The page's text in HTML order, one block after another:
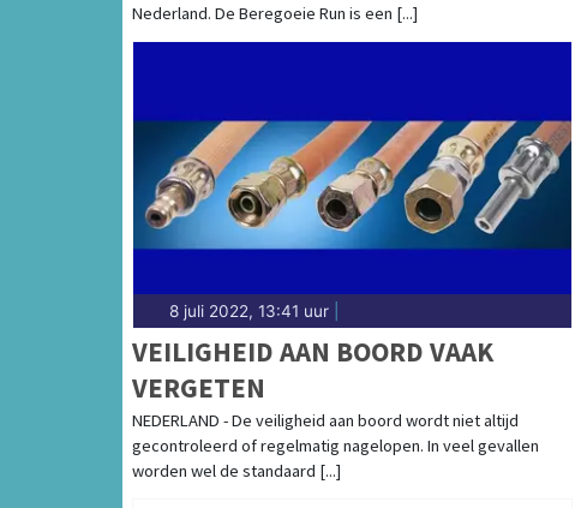
Nederland. De Beregoeie Run is een [...]
8 juli 2022, 13:41 uur
VEILIGHEID AAN BOORD VAAK
VERGETEN
NEDERLAND - De veiligheid aan boord wordt niet altijd
gecontroleerd of regelmatig nagelopen. In veel gevallen
worden wel de standaard [...]